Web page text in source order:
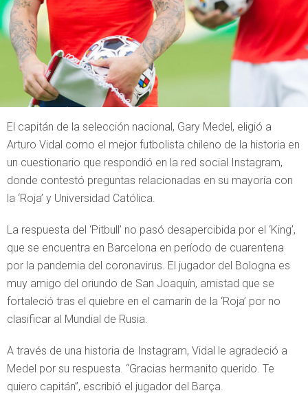
El capitán de la selección nacional, Gary Medel, eligió a
Arturo Vidal como el mejor futbolista chileno de la historia en
un cuestionario que respondió en la red social Instagram,
donde contestó preguntas relacionadas en su mayoría con
la ‘Roja’ y Universidad Católica.
La respuesta del ‘Pitbull’ no pasó desapercibida por el ‘King’,
que se encuentra en Barcelona en período de cuarentena
por la pandemia del coronavirus. El jugador del Bologna es
muy amigo del oriundo de San Joaquín, amistad que se
fortaleció tras el quiebre en el camarín de la ‘Roja’ por no
clasificar al Mundial de Rusia.
A través de una historia de Instagram, Vidal le agradeció a
Medel por su respuesta. “Gracias hermanito querido. Te
quiero capitán”, escribió el jugador del Barça.